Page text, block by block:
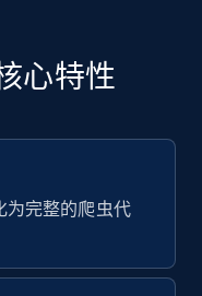
Initial
注册使用
心特性
为完整的爬虫代